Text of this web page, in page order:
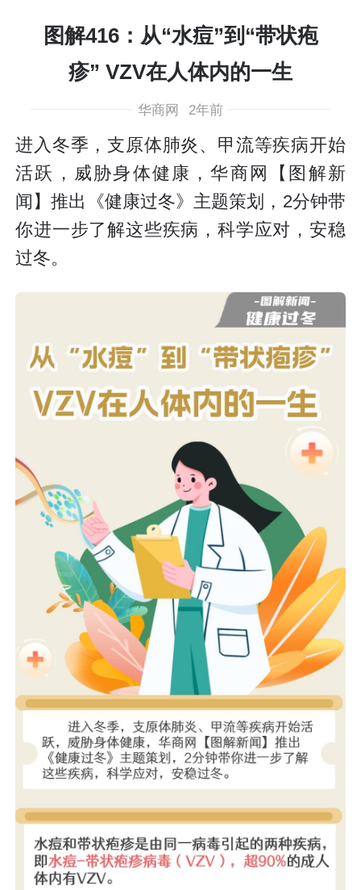
图解416：从“水痘”到“带状疱
疹” VZV在人体内的一生
华商网 2年前
进入冬季，支原体肺炎、甲流等疾病开始
活跃，威胁身体健康，华商网【图解新
闻】推出《健康过冬》主题策划，2分钟带
你进一步了解这些疾病，科学应对，安稳
过冬。